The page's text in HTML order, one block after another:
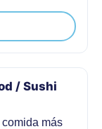
/ Sushi
más